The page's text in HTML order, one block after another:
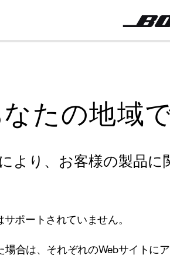
たの地域
より、お客様の製品
ポートされていません。
合は、それぞれのWebサイトに